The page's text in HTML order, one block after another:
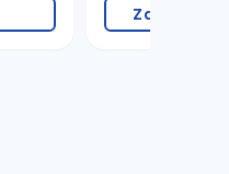
Zapratite